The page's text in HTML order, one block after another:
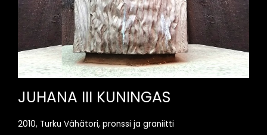
JUHANA III KUNINGAS
2010, Turku Vähätori, pronssi ja graniitti